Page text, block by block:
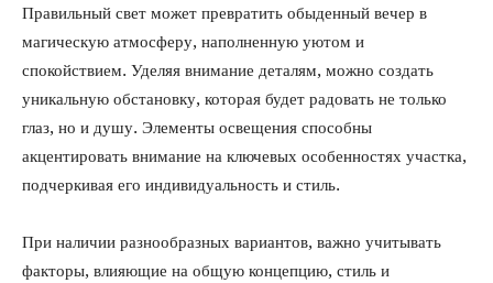
Правильный свет может превратить обыденный вечер в
магическую атмосферу, наполненную уютом и
спокойствием. Уделяя внимание деталям, можно создать
уникальную обстановку, которая будет радовать не только
глаз, но и душу. Элементы освещения способны
акцентировать внимание на ключевых особенностях участка,
подчеркивая его индивидуальность и стиль.
При наличии разнообразных вариантов, важно учитывать
факторы, влияющие на общую концепцию, стиль и